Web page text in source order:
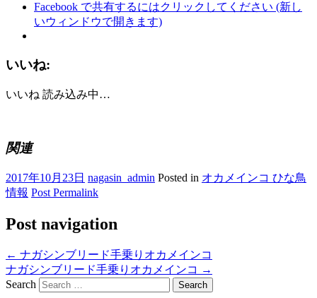
Facebook で共有するにはクリックしてください (新し
いウィンドウで開きます)
いいね:
いいね 読み込み中…
関連
2017年10月23日 nagasin_admin Posted in オカメインコ ひな鳥
情報 Post Permalink
Post navigation
← ナガシンブリード手乗りオカメインコ
ナガシンブリード手乗りオカメインコ →
Search